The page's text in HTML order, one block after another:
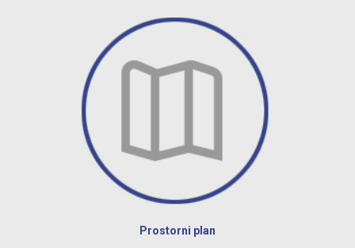
Prostorni plan